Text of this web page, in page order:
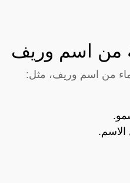
من اسم وريف
من اسم وريف، مثل: